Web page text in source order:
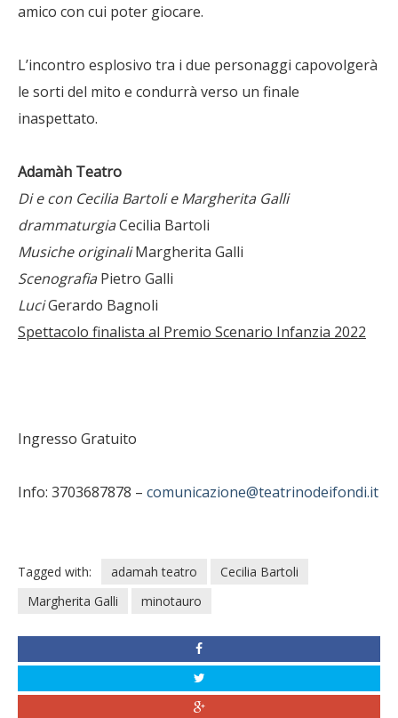
amico con cui poter giocare.
L’incontro esplosivo tra i due personaggi capovolgerà
le sorti del mito e condurrà verso un finale
inaspettato.
Adamàh Teatro
Di e con Cecilia Bartoli e Margherita Galli
drammaturgiaCecilia Bartoli
Musiche originaliMargherita Galli
ScenografiaPietro Galli
LuciGerardo Bagnoli
Spettacolo finalista al Premio Scenario Infanzia 2022
Ingresso Gratuito
Info: 3703687878 – comunicazione@teatrinodeifondi.it
Tagged with: adamah teatro
Cecilia Bartoli
Margherita Galli
minotauro